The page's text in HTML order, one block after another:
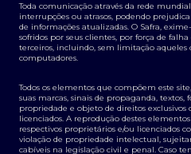
Termos e Condições para
Toda comunicação através da rede
interrupções ou atrasos, podendo
de informações atualizadas. O Safra,
sofridos por seus clientes, por força de
terceiros, incluindo, sem limitação aqueles
computadores.
Todos os elementos que compõem este
suas marcas, sinais de propaganda, textos,
propriedade e objeto de direitos exclusivos
licenciados. A reprodução destes
respectivos proprietários e/ou licenciados
violação de propriedade intelectual,
cabíveis na legislação civil e penal. Caso